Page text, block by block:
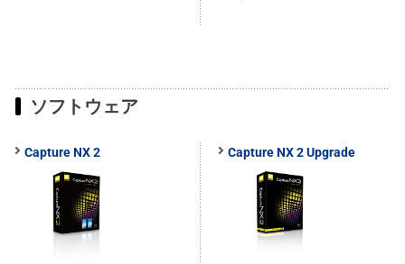
ソフトウェア
Capture NX 2 Capture NX 2 Upgrade